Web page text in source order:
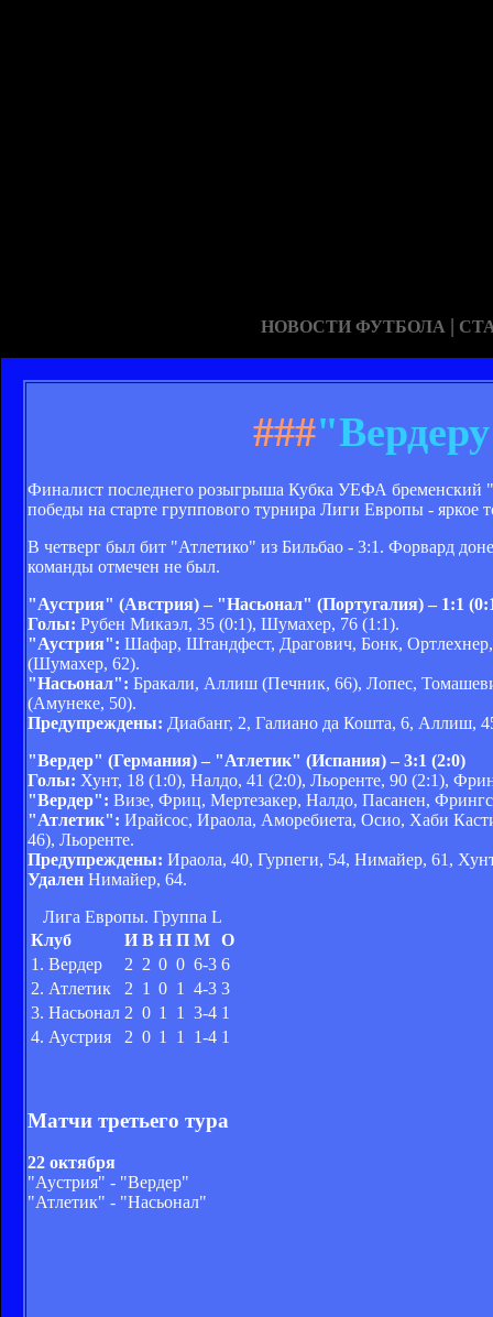
НОВОСТИ ФУТБОЛА |
###
Финалист последнего розыгрыша Кубка УЕФА бременский
победы на старте группового турнира Лиги Европы - яркое
В четверг был бит "Атлетико" из Бильбао - 3:1. Форвард
команды отмечен не был.
"Аустрия" (Австрия) – "Насьонал" (Португалия) – 1:1
Голы: Рубен Микаэл, 35 (0:1), Шумахер, 76 (1:1).
"Аустрия": Шафар, Штандфест, Драгович, Бонк,
(Шумахер, 62).
"Насьонал": Бракали, Аллиш (Печник, 66), Лопес,
(Амунеке, 50).
Предупреждены: Диабанг, 2, Галиано да Кошта, 6, Аллиш,
"Вердер" (Германия) – "Атлетик" (Испания) – 3:1 (2:0)
Голы: Хунт, 18 (1:0), Налдо, 41 (2:0), Льоренте, 90 (2:1),
"Вердер": Визе, Фриц, Мертезакер, Налдо, Пасанен,
"Атлетик": Ирайсос, Ираола, Аморебиета, Осио, Хаби
46), Льоренте.
Предупреждены: Ираола, 40, Гурпеги, 54, Нимайер, 61,
Удален Нимайер, 64.
Лига Европы. Группа L
Клуб
И В Н П М О
1. Вердер
2 2 0 0 6-3 6
2. Атлетик
2 1 0 1 4-3 3
3. Насьонал 2 0 1 1 3-4 1
4. Аустрия
2 0 1 1 1-4 1
Матчи третьего тура
22 октября
"Аустрия" - "Вердер"
"Атлетик" - "Насьонал"